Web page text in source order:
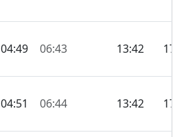
04:49 06:43 13:42
04:51 06:44 13:42